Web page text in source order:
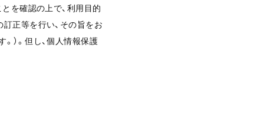
を確認の上で、利用目的
正等を行い、その旨をお
）。但し、個人情報保護